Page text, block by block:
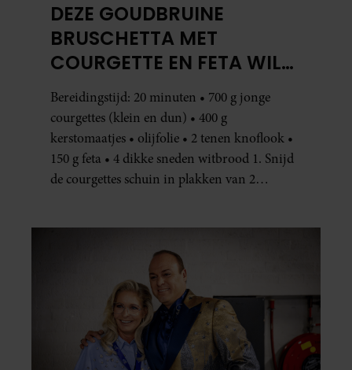
DEZE GOUDBRUINE
BRUSCHETTA MET
COURGETTE EN FETA WIL
JE METEEN MAKEN
Bereidingstijd: 20 minuten • 700 g jonge
courgettes (klein en dun) • 400 g
kerstomaatjes • olijfolie • 2 tenen knoflook •
150 g feta • 4 dikke sneden witbrood 1. Snijd
de courgettes schuin in plakken van 2